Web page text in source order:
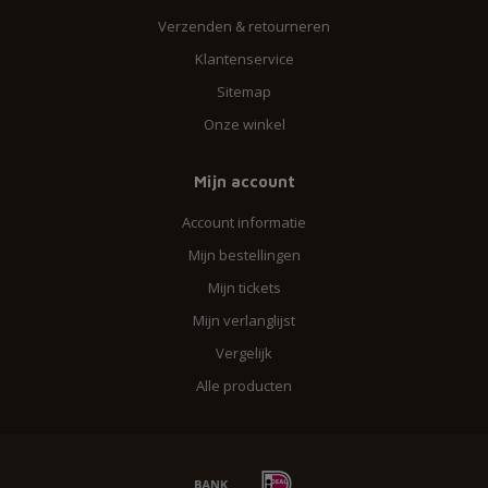
Verzenden & retourneren
Klantenservice
Sitemap
Onze winkel
Mijn account
Account informatie
Mijn bestellingen
Mijn tickets
Mijn verlanglijst
Vergelijk
Alle producten